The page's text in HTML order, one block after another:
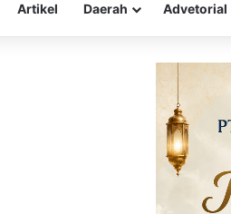
Artikel Daerah Advetorial